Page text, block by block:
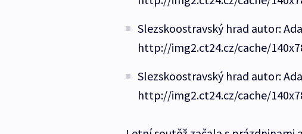
Slezskoostravský hrad autor:
http://img2.ct24.cz/cache/
Slezskoostravský hrad autor:
http://img2.ct24.cz/cache/